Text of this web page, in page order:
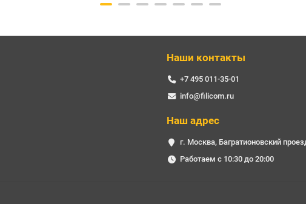
Наши контакты
+7 495 011-35-01
info@filicom.ru
Наш адрес
г. Москва, Багратионовский
Работаем с 10:30 до 20:00